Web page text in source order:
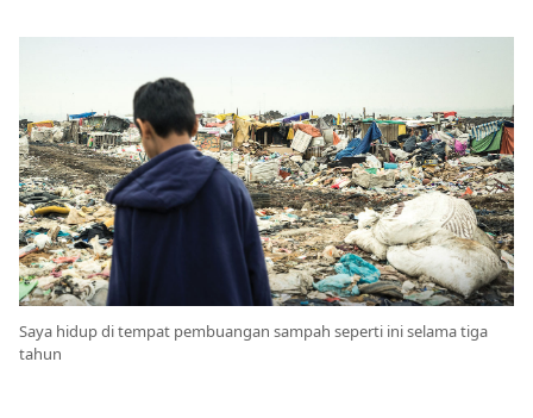
Saya hidup di tempat pembuangan sampah seperti ini selama tiga
tahun